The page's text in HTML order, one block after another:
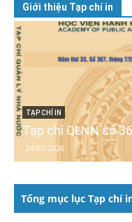
Giới thiệu Tạp chí in
TẠP CHÍ IN
Tạp chí QLNN số
24/07/2026
Tổng mục lục Tạp chí